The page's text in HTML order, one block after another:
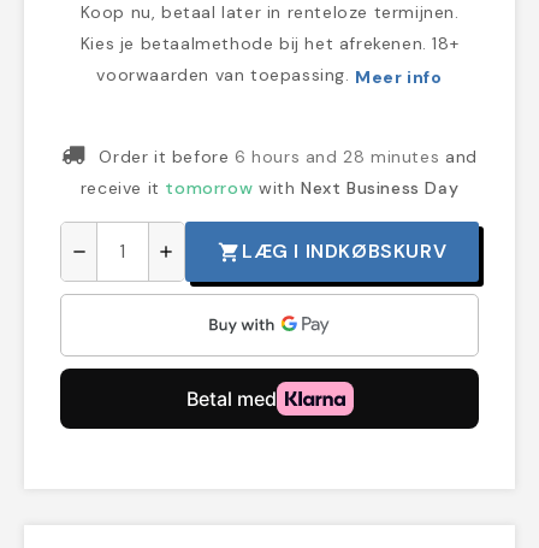
Koop nu, betaal later in renteloze termijnen.
Kies je betaalmethode bij het afrekenen. 18+
voorwaarden van toepassing. Meer info
Order it before 6 hours and 28 minutes and
receive it tomorrow with Next Business Day
remove add shopping_cart LÆG I INDKØBSKURV